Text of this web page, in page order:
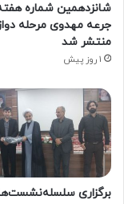
شانزدهمین شماره
جرعه مهدوی مرحله
منتشر شد
1 روز پیش
برگزاری